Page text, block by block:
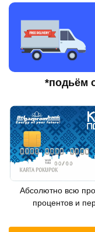
*подьём
Абсолютно всю
процентов и